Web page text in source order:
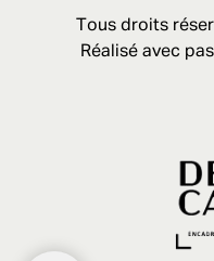
Tous droits
Réalisé avec